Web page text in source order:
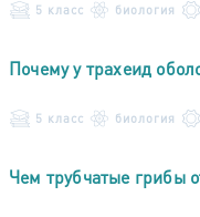
5 класс биология
Почему у трахеид
5 класс биология
Чем трубчатые грибы